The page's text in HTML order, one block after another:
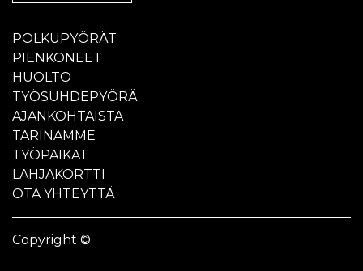
POLKUPYÖRÄT
PIENKONEET
HUOLTO
TYÖSUHDEPYÖRÄ
AJANKOHTAISTA
TARINAMME
TYÖPAIKAT
LAHJAKORTTI
OTA YHTEYTTÄ
Copyright ©